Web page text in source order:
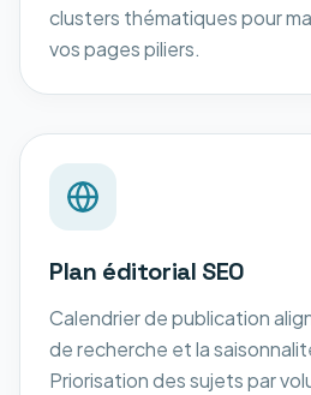
clusters thématiques pour
vos pages piliers.
Plan éditorial SEO
Calendrier de publication
de recherche et la
Priorisation des sujets par